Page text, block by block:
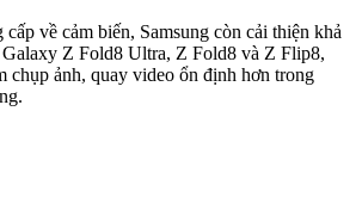
về cảm biến, Samsung còn cải thiện khả
Galaxy Z Fold8 Ultra, Z Fold8 và Z Flip8,
chụp ảnh, quay video ổn định hơn trong